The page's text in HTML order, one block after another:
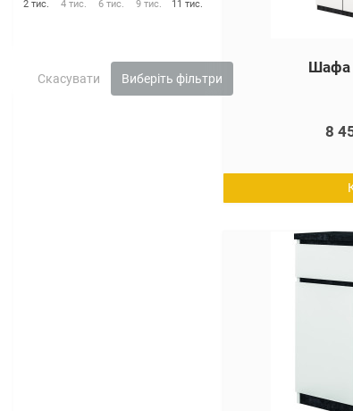
2 тис. 4 тис. 6 тис. 9 тис. 11 тис.
Скасувати Виберіть фільтри
Шафа
8